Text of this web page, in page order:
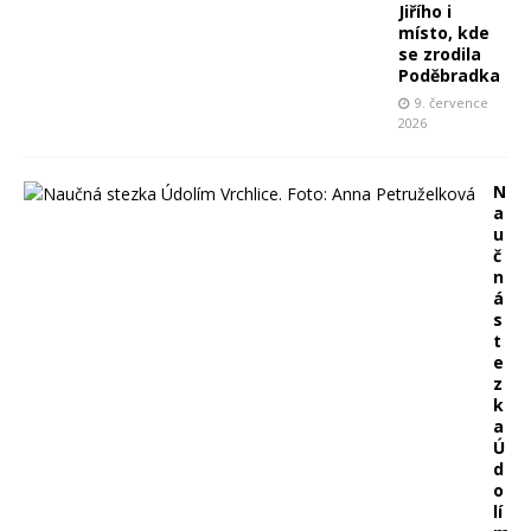
Jiřího i
místo, kde
se zrodila
Poděbradka
9. července
2026
N
a
u
č
n
á
s
t
e
z
k
a
Ú
d
o
lí